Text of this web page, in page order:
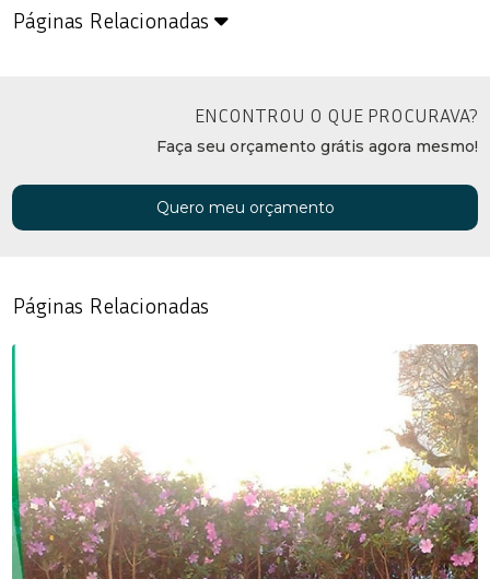
Páginas Relacionadas
ENCONTROU O QUE PROCURAVA?
Faça seu orçamento grátis agora mesmo!
Quero meu orçamento
Páginas Relacionadas